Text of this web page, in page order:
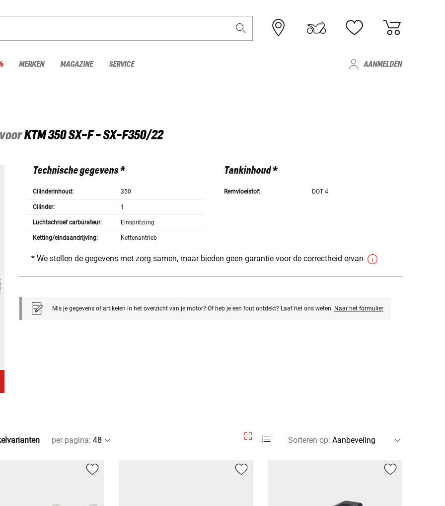
MERKEN MAGAZINE SERVICE AANMELDEN
KTM350 SX-F - SX-F350/22
Technische gegevens *
Cilinderinhoud: 350
Cilinder: 1
Luchtschroef carburateur: Einspritzung
Ketting/eindaandrijving: Kettenantrieb
Tankinhoud *
Remvloeistof: DOT 4
* We stellen de gegevens met zorg samen, maar bieden geen garantie voor de correctheid ervan
Mis je gegevens of artikelen in het overzicht van je motor? Of heb je een fout ontdekt? Laat het ons weten. Naar het formulier
per pagina: Sorteren op: